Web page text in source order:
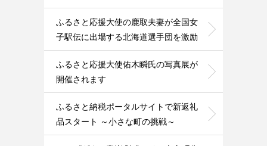
ふるさと応援大使の鹿取夫妻が全国女
子駅伝に出場する北海道選手団を激励
ふるさと応援大使佑木瞬氏の写真展が
開催されます
ふるさと納税ポータルサイトで新返礼
品スタート ～小さな町の挑戦～